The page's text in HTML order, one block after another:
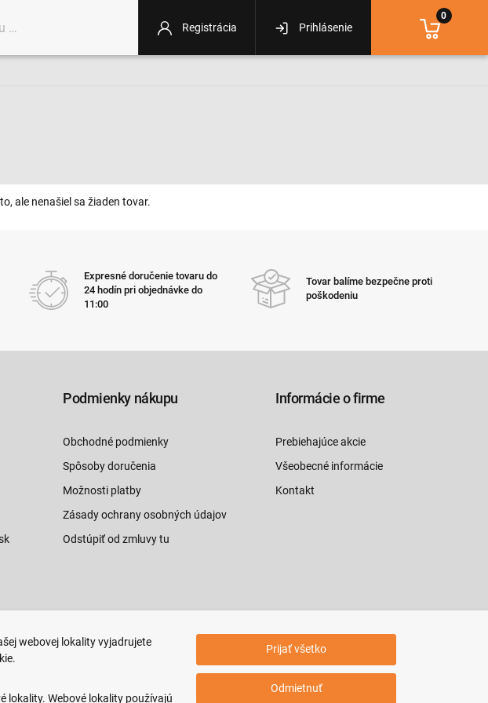
ale nenašiel sa žiaden tovar.
Expresné doručenie tovaru do
24 hodín pri objednávke do
11:00
Tovar balíme bezpečne proti
poškodeniu
Podmienky nákupu
Obchodné podmienky
Spôsoby doručenia
Možnosti platby
Zásady ochrany osobných údajov
Odstúpiť od zmluvy tu
Informácie o firme
Prebiehajúce akcie
Všeobecné informácie
Kontakt
Registrácia Prihlásenie
0
webovej lokality vyjadrujete
lokality. Webové lokality používajú
Prijať všetko
Odmietnuť